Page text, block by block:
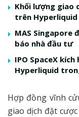
Khối lượng giao
trên Hyperliquid
MAS Singapore
báo nhà đầu tư
IPO SpaceX
Hyperliquid
Hợp đồng vĩnh
giao dịch đặt